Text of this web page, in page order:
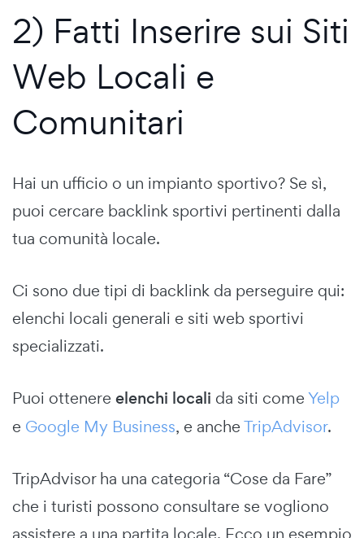
2) Fatti Inserire sui Siti
Web Locali e
Comunitari
Hai un ufficio o un impianto sportivo? Se sì,
puoi cercare backlink sportivi pertinenti dalla
tua comunità locale.
Ci sono due tipi di backlink da perseguire qui:
elenchi locali generali e siti web sportivi
specializzati.
Puoi ottenere elenchi locali da siti comeYelp
e Google My Business, e ancheTripAdvisor.
TripAdvisor ha una categoria “Cose da Fare”
che i turisti possono consultare se vogliono